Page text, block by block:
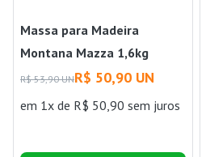
Massa para Madeira
Montana Mazza 1,6kg
Mogno Montana
R$ 53,90 UNR$ 50,90 UN
em 1x de R$ 50,90 sem juros